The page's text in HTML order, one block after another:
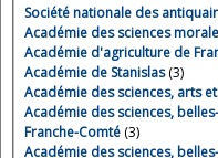
Société nationale des
Académie des sciences
Académie d'agriculture de
Académie de Stanislas(3)
Académie des sciences, arts
Académie des sciences,
Franche-Comté (3)
Académie des sciences,